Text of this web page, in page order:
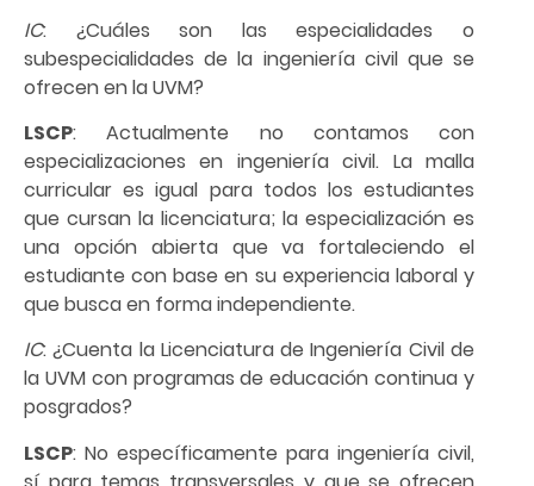
IC: ¿Cuáles son las especialidades o
subespecialidades de la ingeniería civil que se
ofrecen en la UVM?
LSCP: Actualmente no contamos con
especializaciones en ingeniería civil. La malla
curricular es igual para todos los estudiantes
que cursan la licenciatura; la especialización es
una opción abierta que va fortaleciendo el
estudiante con base en su experiencia laboral y
que busca en forma independiente.
IC: ¿Cuenta la Licenciatura de Ingeniería Civil de
la UVM con programas de educación continua y
posgrados?
LSCP: No específicamente para ingeniería civil,